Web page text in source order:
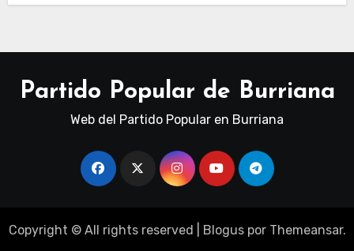
Partido Popular de Burriana
Web del Partido Popular en Burriana
Copyright © All rights reserved Bloguspor Themeansar.